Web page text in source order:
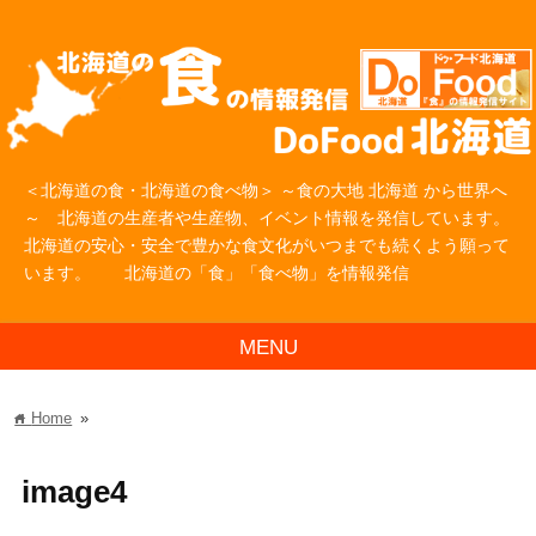
＜北海道の食・北海道の食べ物＞ ～食の大地 北海道 から世界へ
～ 北海道の生産者や生産物、イベント情報を発信しています。
北海道の安心・安全で豊かな食文化がいつまでも続くよう願って
います。 北海道の「食」「食べ物」を情報発信
MENU
home Home »
image4